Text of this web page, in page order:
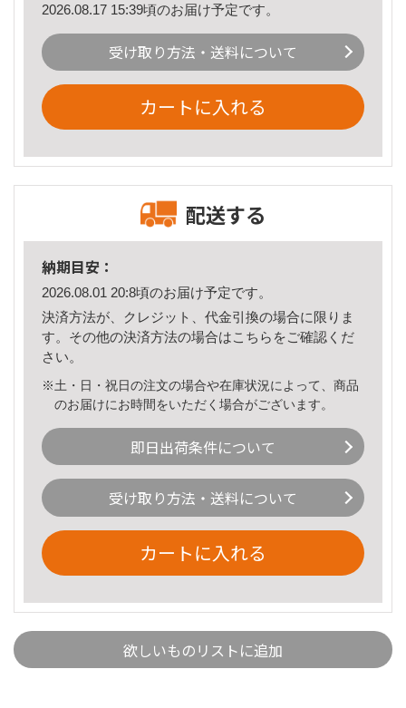
2026.08.17 15:39頃のお届け予定です。
受け取り方法・送料について
カートに入れる
配送する
納期目安：
2026.08.01 20:8頃のお届け予定です。
決済方法が、クレジット、代金引換の場合に限りま
す。その他の決済方法の場合はこちら をご確認くだ
さい。
※土・日・祝日の注文の場合や在庫状況によって、商品
のお届けにお時間をいただく場合がございます。
即日出荷条件について
受け取り方法・送料について
カートに入れる
欲しいものリストに追加